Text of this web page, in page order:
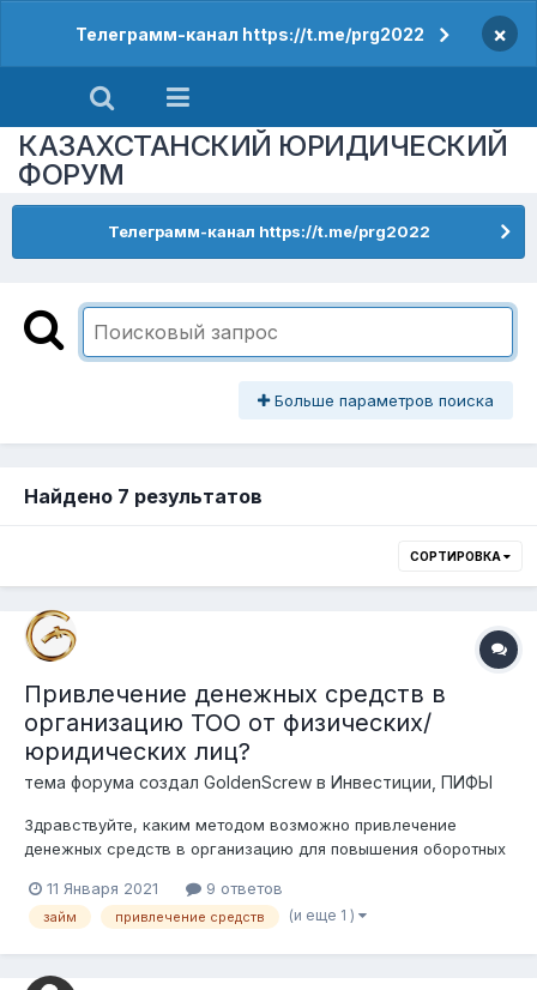
Телеграмм-канал https://t.me/prg2022 ×
КАЗАХСТАНСКИЙ ЮРИДИЧЕСКИЙ
ФОРУМ
Телеграмм-канал https://t.me/prg2022
Больше параметров поиска
Найдено 7 результатов
СОРТИРОВКА
Привлечение денежных средств в
организацию ТОО от физических/
юридических лиц?
тема форума создал GoldenScrew в Инвестиции, ПИФЫ
Здравствуйте, каким методом возможно привлечение
денежных средств в организацию для повышения оборотных
привлекать средства/инвестиции обычной организации,
занимающейся поставками товаров с обещанием выплатить
11 Января 2021 9 ответов
займ привлечение средств (и еще 1 )